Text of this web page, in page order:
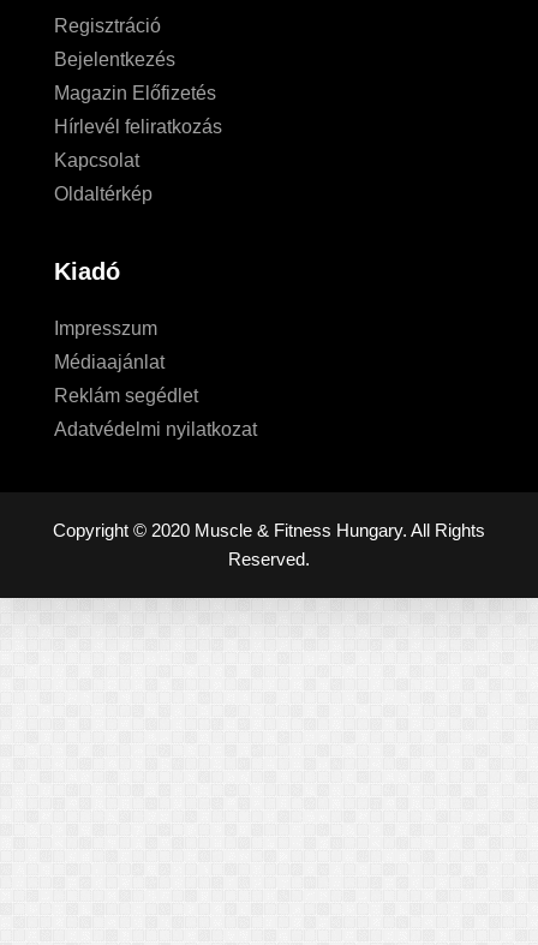
Regisztráció
Bejelentkezés
Magazin Előfizetés
Hírlevél feliratkozás
Kapcsolat
Oldaltérkép
Kiadó
Impresszum
Médiaajánlat
Reklám segédlet
Adatvédelmi nyilatkozat
Copyright © 2020 Muscle & Fitness Hungary. All Rights
Reserved.